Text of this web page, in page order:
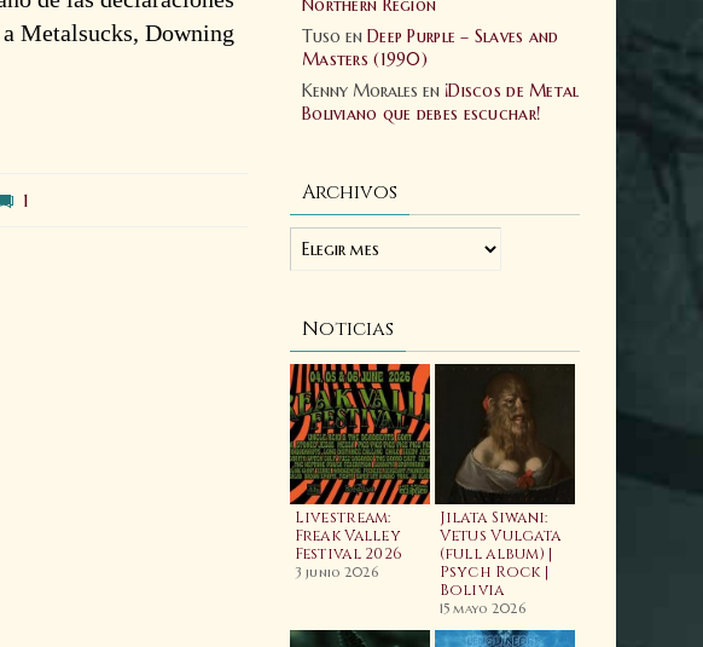
Metalsucks, Downing
1
Northern Region
Tuso en Deep Purple – Slaves and
Masters (1990)
Kenny Morales en ¡Discos de Metal
Boliviano que debes escuchar!
Archivos
Noticias
Livestream:
Freak Valley
Festival 2026
3 junio 2026
Jilata Siwani:
Vetus Vulgata
(full album) |
Psych Rock |
Bolivia
15 mayo 2026